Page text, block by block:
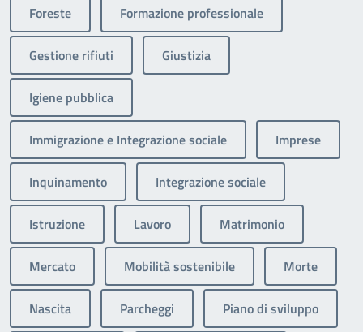
Foreste Formazione professionale
Gestione rifiuti Giustizia
Igiene pubblica
Immigrazione e Integrazione sociale Imprese
Inquinamento Integrazione sociale
Istruzione Lavoro Matrimonio
Mercato Mobilità sostenibile Morte
Nascita Parcheggi Piano di sviluppo